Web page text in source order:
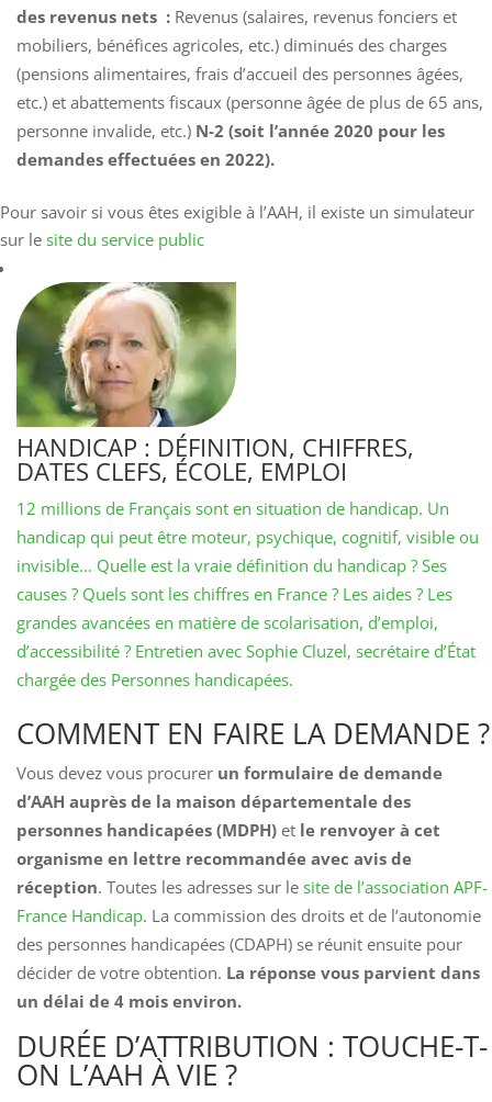
des revenus nets : Revenus (salaires, revenus fonciers et
mobiliers, bénéfices agricoles, etc.) diminués des charges
(pensions alimentaires, frais d’accueil des personnes âgées,
etc.) et abattements fiscaux (personne âgée de plus de 65 ans,
personne invalide, etc.) N-2 (soit l’année 2020 pour les
demandes effectuées en 2022).
Pour savoir si vous êtes exigible à l’AAH, il existe un simulateur
sur le site du service public
HANDICAP : DÉFINITION, CHIFFRES,
DATES CLEFS, ÉCOLE, EMPLOI
12 millions de Français sont en situation de handicap. Un
handicap qui peut être moteur, psychique, cognitif, visible ou
invisible… Quelle est la vraie définition du handicap ? Ses
causes ? Quels sont les chiffres en France ? Les aides ? Les
grandes avancées en matière de scolarisation, d’emploi,
d’accessibilité ? Entretien avec Sophie Cluzel, secrétaire d’État
chargée des Personnes handicapées.
COMMENT EN FAIRE LA DEMANDE ?
Vous devez vous procurer un formulaire de demande
d’AAH auprès de la maison départementale des
personnes handicapées (MDPH) et le renvoyer à cet
organisme en lettre recommandée avec avis de
réception. Toutes les adresses sur le site de l’association APF-
France Handicap. La commission des droits et de l’autonomie
des personnes handicapées (CDAPH) se réunit ensuite pour
décider de votre obtention. La réponse vous parvient dans
un délai de 4 mois environ.
DURÉE D’ATTRIBUTION : TOUCHE-T-
ON L’AAH À VIE ?